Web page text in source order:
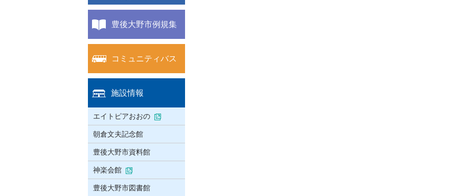
豊後大野市例規集
コミュニティバス
施設情報
エイトピアおおの
朝倉文夫記念館
豊後大野市資料館
神楽会館
豊後大野市図書館